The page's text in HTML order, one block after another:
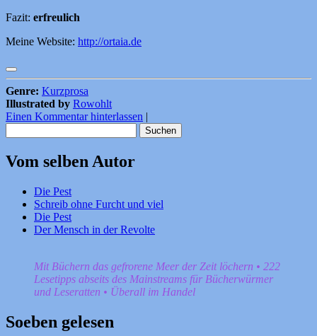
Fazit: erfreulich
Meine Website: http://ortaia.de
Genre: Kurzprosa
Illustrated by Rowohlt
Einen Kommentar hinterlassen |
nach:
Vom selben Autor
Die Pest
Schreib ohne Furcht und viel
Die Pest
Der Mensch in der Revolte
Mit Büchern das gefrorene Meer der Zeit löchern • 222
Lesetipps abseits des Mainstreams für Bücherwürmer
und Leseratten • Überall im Handel
Soeben gelesen